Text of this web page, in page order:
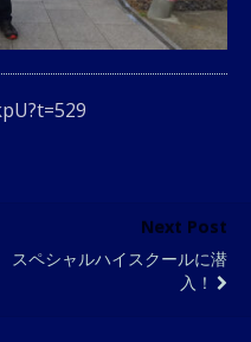
Next Post
スペシャルハイスクールに潜
入！